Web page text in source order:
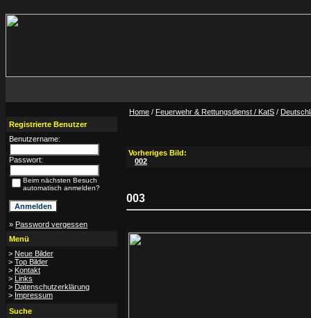
Registrierte Benutzer
Benutzername:
Passwort:
Beim nächsten Besuch
automatisch anmelden?
» Password vergessen
Menü
> Neue Bilder
> Top Bilder
> Kontakt
> Links
> Datenschutzerklärung
> Impressum
Suche
Home / Feuerwehr & Rettungsdienst / KatS /
Vorheriges Bild:
002
003